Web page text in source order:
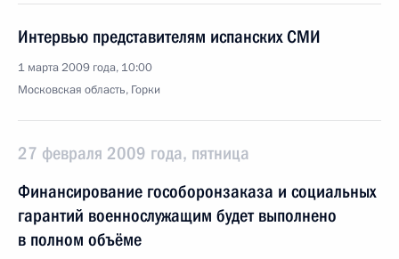
Интервью представителям испанских СМИ
1 марта 2009 года, 10:00
Московская область, Горки
27 февраля 2009 года, пятница
Финансирование гособоронзаказа и социальных
гарантий военнослужащим будет выполнено
в полном объёме